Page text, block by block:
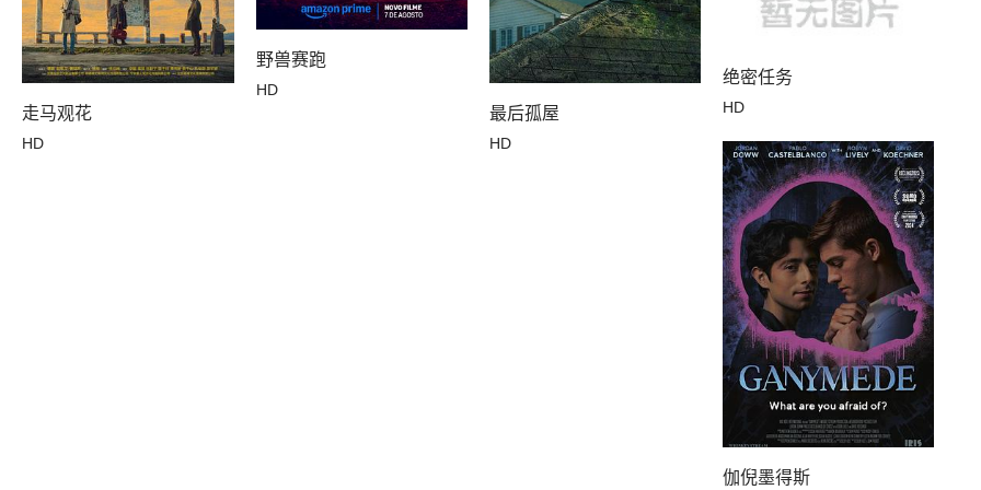
走马观花
HD
野兽赛跑
HD
最后孤屋
HD
绝密任务
HD
伽倪墨得斯